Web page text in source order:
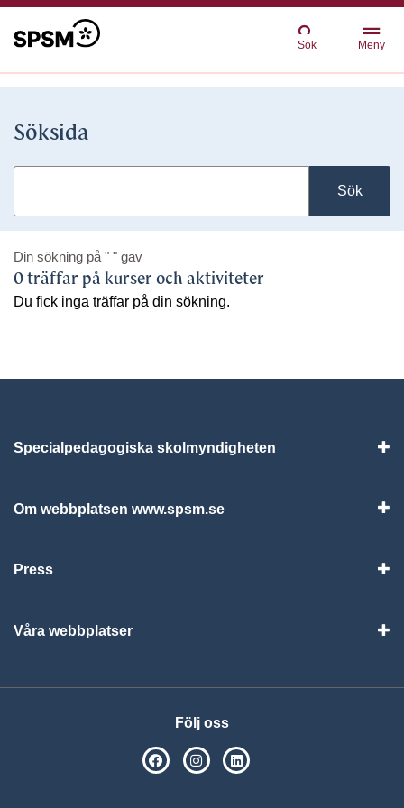
Sök Meny
Söksida
Sök
Din sökning på " " gav
0 träffar på kurser och aktiviteter
Du fick inga träffar på din sökning.
Specialpedagogiska skolmyndigheten
Om webbplatsen www.spsm.se
Press
Våra webbplatser
Följ oss
SPSM på Facebook
SPSM på Instagram